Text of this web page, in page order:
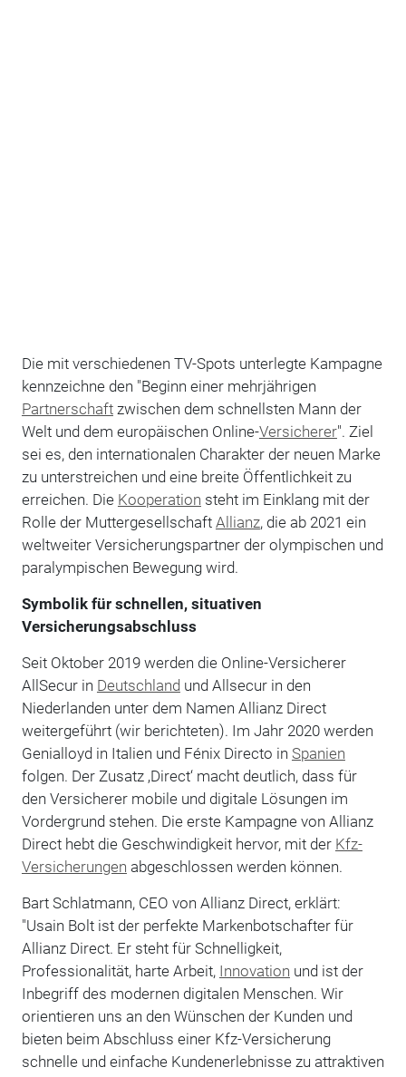
Die mit verschiedenen TV-Spots unterlegte Kampagne
kennzeichne den "Beginn einer mehrjährigen
Partnerschaftzwischen dem schnellsten Mann der
Welt und dem europäischen Online-Versicherer". Ziel
sei es, den internationalen Charakter der neuen Marke
zu unterstreichen und eine breite Öffentlichkeit zu
erreichen. Die Kooperation steht im Einklang mit der
Rolle der Muttergesellschaft Allianz, die ab 2021 ein
weltweiter Versicherungspartner der olympischen und
paralympischen Bewegung wird.
Symbolik für schnellen, situativen
Versicherungsabschluss
Seit Oktober 2019 werden die Online-Versicherer
AllSecur in Deutschland und Allsecur in den
Niederlanden unter dem Namen Allianz Direct
weitergeführt (wir berichteten). Im Jahr 2020 werden
Genialloyd in Italien und Fénix Directo in Spanien
folgen. Der Zusatz ‚Direct‘ macht deutlich, dass für
den Versicherer mobile und digitale Lösungen im
Vordergrund stehen. Die erste Kampagne von Allianz
Direct hebt die Geschwindigkeit hervor, mit der Kfz-
Versicherungen abgeschlossen werden können.
Bart Schlatmann, CEO von Allianz Direct, erklärt:
"Usain Bolt ist der perfekte Markenbotschafter für
Allianz Direct. Er steht für Schnelligkeit,
Professionalität, harte Arbeit, Innovation und ist der
Inbegriff des modernen digitalen Menschen. Wir
orientieren uns an den Wünschen der Kunden und
bieten beim Abschluss einer Kfz-Versicherung
schnelle und einfache Kundenerlebnisse zu attraktiven